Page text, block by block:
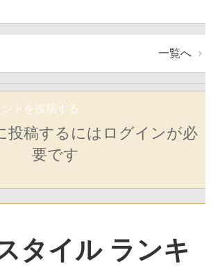
一覧へ
トを投稿する
投稿するにはログインが必
要です
タイル ランキ